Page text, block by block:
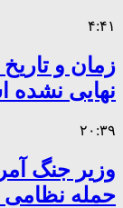
۴:۴۱
زمان و
نهایی
۲۰:۳۹
وزیر جنگ
حمله نظامی